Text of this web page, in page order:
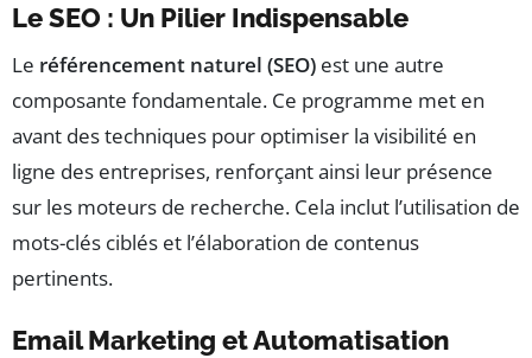
Le SEO : Un Pilier Indispensable
Le référencement naturel (SEO) est une autre
composante fondamentale. Ce programme met en
avant des techniques pour optimiser la visibilité en
ligne des entreprises, renforçant ainsi leur présence
sur les moteurs de recherche. Cela inclut l’utilisation de
mots-clés ciblés et l’élaboration de contenus
pertinents.
Email Marketing et Automatisation